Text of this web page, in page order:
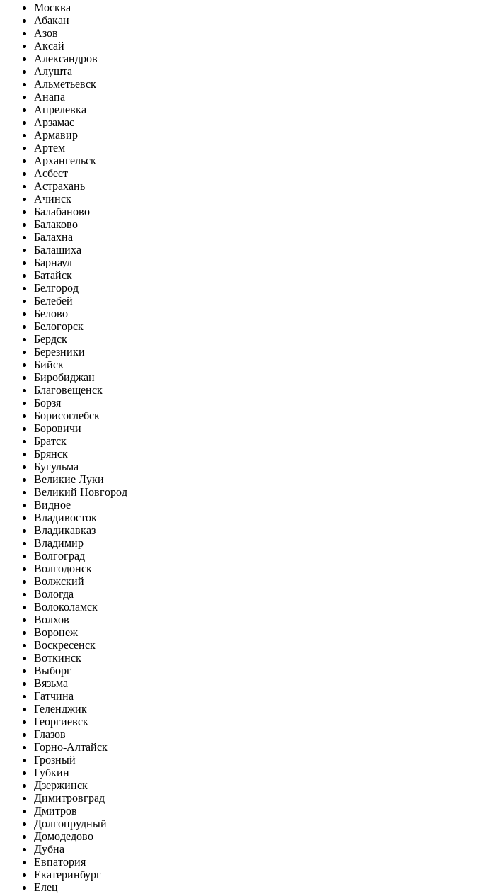
Москва
Абакан
Азов
Аксай
Александров
Алушта
Альметьевск
Анапа
Апрелевка
Арзамас
Армавир
Артем
Архангельск
Асбест
Астрахань
Ачинск
Балабаново
Балаково
Балахна
Балашиха
Барнаул
Батайск
Белгород
Белебей
Белово
Белогорск
Бердск
Березники
Бийск
Биробиджан
Благовещенск
Борзя
Борисоглебск
Боровичи
Братск
Брянск
Бугульма
Великие Луки
Великий Новгород
Видное
Владивосток
Владикавказ
Владимир
Волгоград
Волгодонск
Волжский
Вологда
Волоколамск
Волхов
Воронеж
Воскресенск
Воткинск
Выборг
Вязьма
Гатчина
Геленджик
Георгиевск
Глазов
Горно-Алтайск
Грозный
Губкин
Дзержинск
Димитровград
Дмитров
Долгопрудный
Домодедово
Дубна
Евпатория
Екатеринбург
Елец